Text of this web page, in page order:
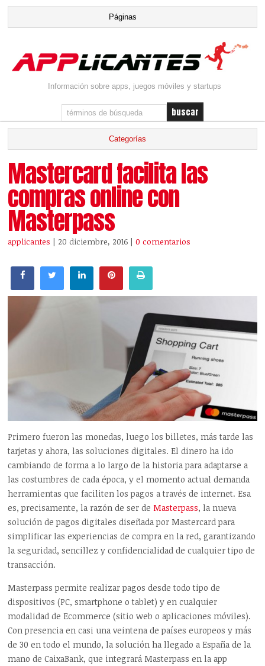
Información sobre apps, juegos móviles y startups
Mastercard facilita las
compras online con
Masterpass
applicantes | 20 diciembre, 2016 |0 comentarios
Primero fueron las monedas, luego los billetes, más tarde las
tarjetas y ahora, las soluciones digitales. El dinero ha ido
cambiando de forma a lo largo de la historia para adaptarse a
las costumbres de cada época, y el momento actual demanda
herramientas que faciliten los pagos a través de internet. Esa
es, precisamente, la razón de ser deMasterpass, la nueva
solución de pagos digitales diseñada por Mastercard para
simplificar las experiencias de compra en la red, garantizando
la seguridad, sencillez y confidencialidad de cualquier tipo de
transacción.
Masterpass permite realizar pagos desde todo tipo de
dispositivos (PC, smartphone o tablet) y en cualquier
modalidad de Ecommerce (sitio web o aplicaciones móviles).
Con presencia en casi una veintena de países europeos y más
de 30 en todo el mundo, la solución ha llegado a España de la
mano de CaixaBank, que integrará Masterpass en la app